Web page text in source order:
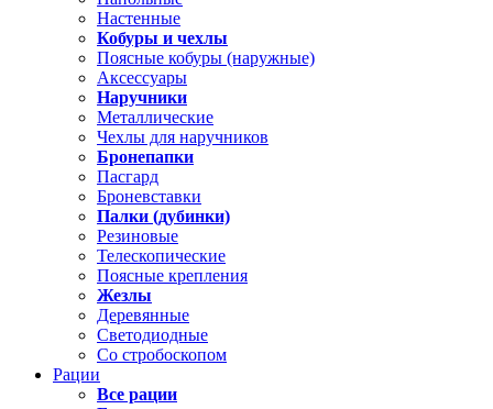
Настенные
Кобуры и чехлы
Поясные кобуры (наружные)
Аксессуары
Наручники
Металлические
Чехлы для наручников
Бронепапки
Пасгард
Броневставки
Палки (дубинки)
Резиновые
Телескопические
Поясные крепления
Жезлы
Деревянные
Светодиодные
Со стробоскопом
Рации
Все рации